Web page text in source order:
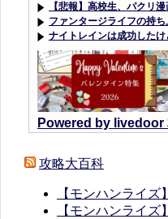
【悲報】高校生、パクリ
ファンタージライフの持
ナイトレインは成功した
Powered by livedoor
攻略大百科
【モンハンライ
【モンハンライ